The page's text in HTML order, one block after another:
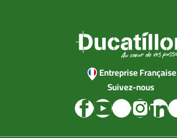
Entreprise Française
Suivez-nous